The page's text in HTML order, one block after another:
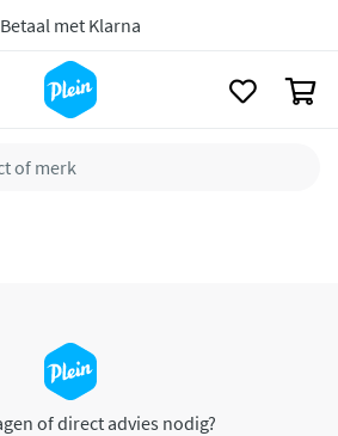
Betaal met Klarna
of direct advies nodig?